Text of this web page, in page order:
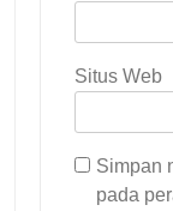
Situs Web
Simpan
pada